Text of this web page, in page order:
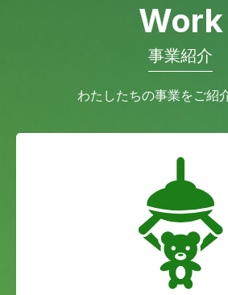
Work
事業紹介
わたしたちの事業をご紹